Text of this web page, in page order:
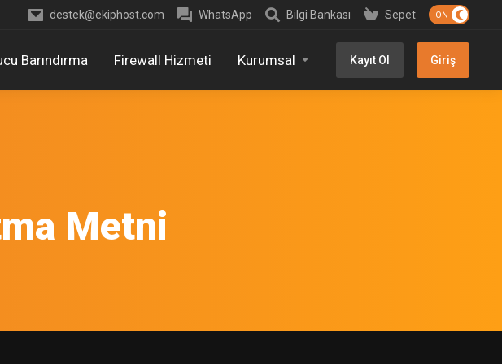
destek@ekiphost.com WhatsApp Bilgi Bankası Sepet
Barındırma Firewall Hizmeti Kurumsal Kayıt Ol Giriş
Metni